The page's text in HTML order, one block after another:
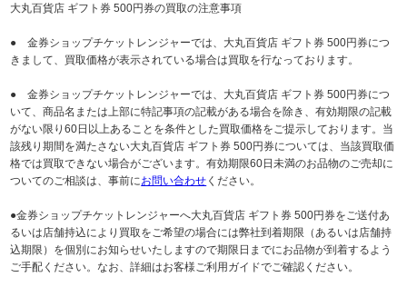
大丸百貨店 ギフト券 500円券の買取の注意事項
● 金券ショップチケットレンジャーでは、大丸百貨店 ギフト券 500円券につ
きまして、買取価格が表示されている場合は買取を行なっております。
● 金券ショップチケットレンジャーでは、大丸百貨店 ギフト券 500円券につ
いて、商品名または上部に特記事項の記載がある場合を除き、有効期限の記載
がない限り60日以上あることを条件とした買取価格をご提示しております。当
該残り期間を満たさない大丸百貨店 ギフト券 500円券については、当該買取価
格では買取できない場合がございます。有効期限60日未満のお品物のご売却に
ついてのご相談は、事前にお問い合わせ ください。
●金券ショップチケットレンジャーへ大丸百貨店 ギフト券 500円券をご送付あ
るいは店舗持込により買取をご希望の場合には弊社到着期限（あるいは店舗持
込期限）を個別にお知らせいたしますので期限日までにお品物が到着するよう
ご手配ください。なお、詳細はお客様ご利用ガイドでご確認ください。